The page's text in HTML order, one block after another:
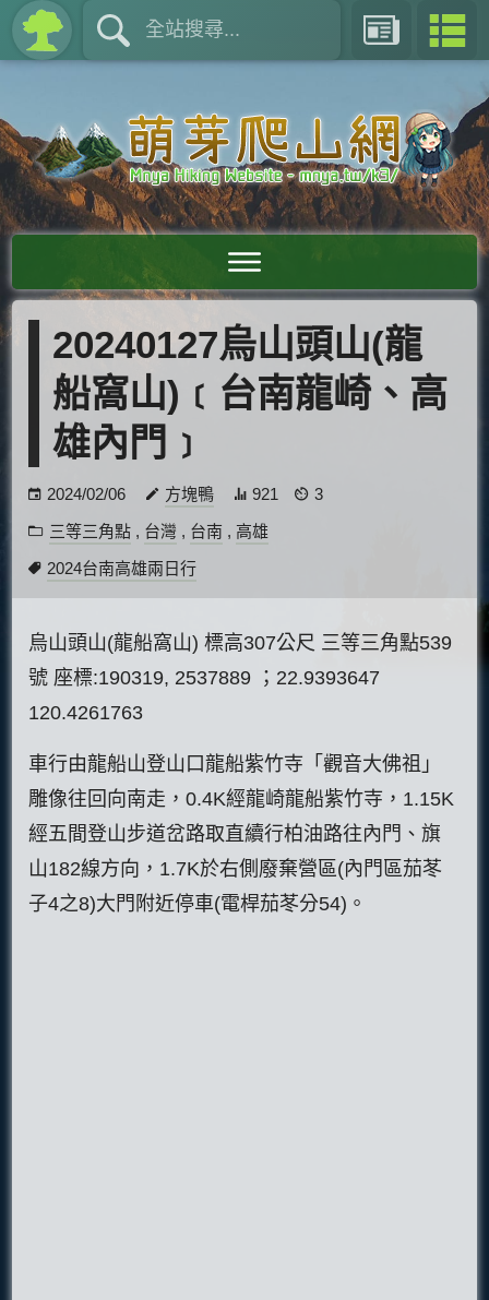
20240127烏山頭山(龍
船窩山)﹝台南龍崎、高
雄內門﹞
2024/02/06 方塊鴨 921
3
三等三角點 , 台灣 , 台南 , 高雄
2024台南高雄兩日行
烏山頭山(龍船窩山) 標高307公尺 三等三角點539
號 座標:190319, 2537889 ；22.9393647
120.4261763
車行由龍船山登山口龍船紫竹寺「觀音大佛祖」
雕像往回向南走，0.4K經龍崎龍船紫竹寺，1.15K
經五間登山步道岔路取直續行柏油路往內門、旗
山182線方向，1.7K於右側廢棄營區(內門區茄苳
子4之8)大門附近停車(電桿茄苳分54)。